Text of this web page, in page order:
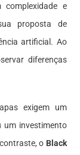
e
proposta de
artificial. Ao
diferenças
exigem um
um investimento
o Black